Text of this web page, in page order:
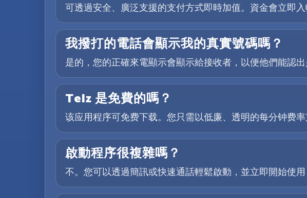
可透過安全、廣泛支援的支付方式即時加值。資金會立即入
我撥打的電話會顯示我的真實號碼嗎？
是的，您的正確來電顯示會顯示給接收者，以便他們能認出
Telz 是免費的嗎？
该应用程序可免费下载。您只需以低廉、透明的每分钟费
啟動程序很複雜嗎？
不。您可以透過簡訊或快速通話輕鬆啟動，並立即開始使用